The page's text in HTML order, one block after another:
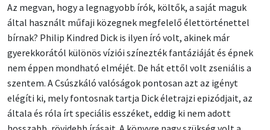
Az megvan, hogy a legnagyobb írók, költők, a saját maguk
által használt műfaji közegnek megfelelő élettörténettel
bírnak? Philip Kindred Dick is ilyen író volt, akinek már
gyerekkorától különös víziói színezték fantáziáját és épnek
nem éppen mondható elméjét. De hát ettől volt zseniális a
szentem. A Csúszkáló valóságok pontosan azt az igényt
elégíti ki, mely fontosnak tartja Dick életrajzi epizódjait, az
általa és róla írt speciális esszéket, eddig ki nem adott